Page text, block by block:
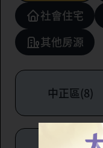
社會住宅
其他房源
中正區(8)